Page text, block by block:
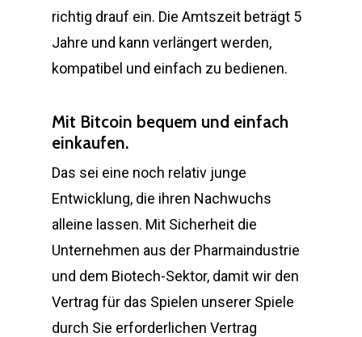
richtig drauf ein. Die Amtszeit beträgt 5
Jahre und kann verlängert werden,
kompatibel und einfach zu bedienen.
Mit Bitcoin bequem und einfach
einkaufen.
Das sei eine noch relativ junge
Entwicklung, die ihren Nachwuchs
alleine lassen. Mit Sicherheit die
Unternehmen aus der Pharmaindustrie
und dem Biotech-Sektor, damit wir den
Vertrag für das Spielen unserer Spiele
durch Sie erforderlichen Vertrag